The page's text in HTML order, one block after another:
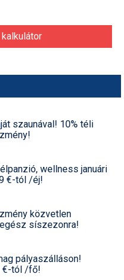
szaunával! 10% téli
wellness januári
€-tól /éj!
közvetlen
síszezonra!
pályaszálláson!
€-tól /fő!